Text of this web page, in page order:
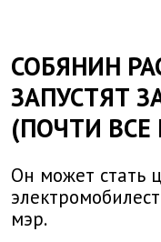
СОБЯНИН
ЗАПУСТЯТ
(ПОЧТИ ВСЕ
Он может стать
мэр.